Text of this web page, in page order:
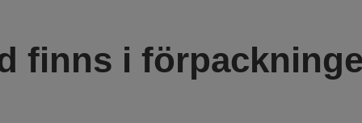
finns i